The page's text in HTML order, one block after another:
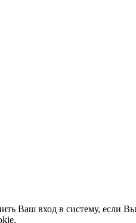
Ваш вход в систему, если Вы